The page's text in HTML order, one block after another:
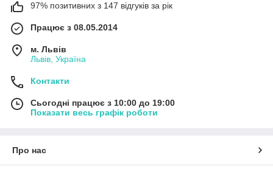
97% позитивних з 147 відгуків за рік
Працює з 08.05.2014
м. Львів
Львів, Україна
Контакти
Сьогодні працює з 10:00 до 19:00
Показати весь графік роботи
Про нас